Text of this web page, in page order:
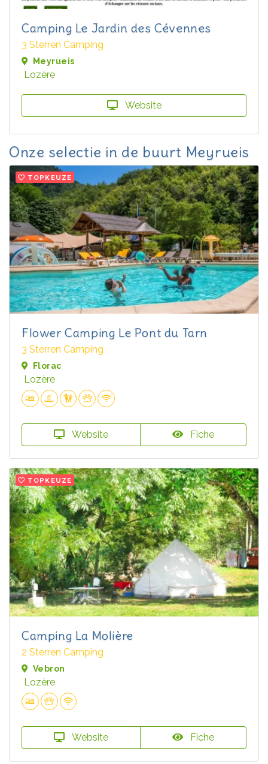
Camping Le Jardin des Cévennes
3 Sterren Camping
Meyrueis
Lozère
Website
Onze selectie in de buurt Meyrueis
TOPKEUZE
Flower Camping Le Pont du Tarn
3 Sterren Camping
Florac
Lozère
Website Fiche
TOPKEUZE
Camping La Molière
2 Sterren Camping
Vebron
Lozère
Website Fiche